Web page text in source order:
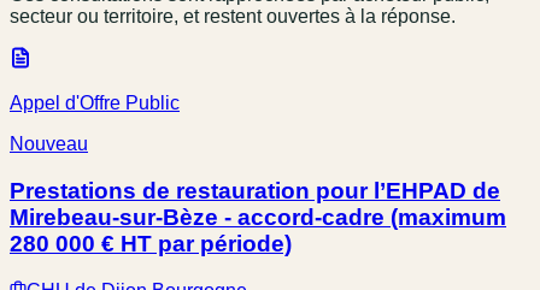
secteur ou territoire, et restent ouvertes à la réponse.
Appel d'Offre Public
Nouveau
Prestations de restauration pour l’EHPAD de
Mirebeau-sur-Bèze - accord-cadre (maximum
280 000 € HT par période)